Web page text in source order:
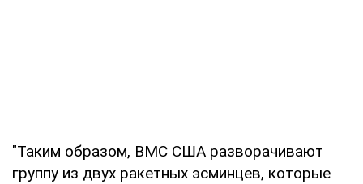
"Таким образом, ВМС США разворачивают
группу из двух ракетных эсминцев, которые